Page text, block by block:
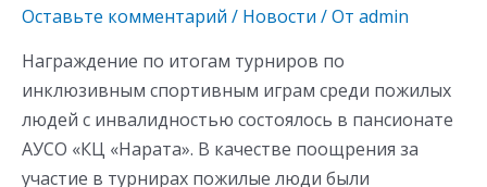
Оставьте комментарий / Новости / От admin
Награждение по итогам турниров по
инклюзивным спортивным играм среди пожилых
людей с инвалидностью состоялось в пансионате
АУСО «КЦ «Нарата». В качестве поощрения за
участие в турнирах пожилые люди были